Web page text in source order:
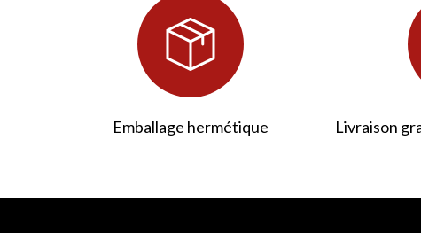
Emballage hermétique
Livraison